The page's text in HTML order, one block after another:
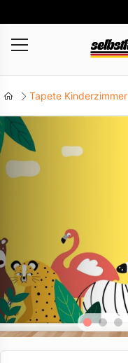
Tapete Kinderzimmer